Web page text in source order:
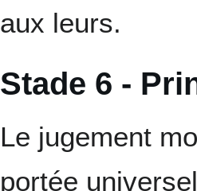
aux leurs.
Stade 6 -
Le jugement
portée